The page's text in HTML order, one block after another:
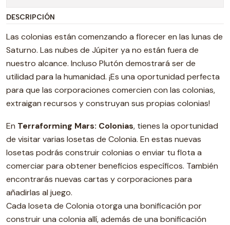
DESCRIPCIÓN
Las colonias están comenzando a florecer en las lunas de
Saturno. Las nubes de Júpiter ya no están fuera de
nuestro alcance. Incluso Plutón demostrará ser de
utilidad para la humanidad. ¡Es una oportunidad perfecta
para que las corporaciones comercien con las colonias,
extraigan recursos y construyan sus propias colonias!
En Terraforming Mars: Colonias, tienes la oportunidad
de visitar varias losetas de Colonia. En estas nuevas
losetas podrás construir colonias o enviar tu flota a
comerciar para obtener beneficios específicos. También
encontrarás nuevas cartas y corporaciones para
añadirlas al juego.
Cada loseta de Colonia otorga una bonificación por
construir una colonia allí, además de una bonificación